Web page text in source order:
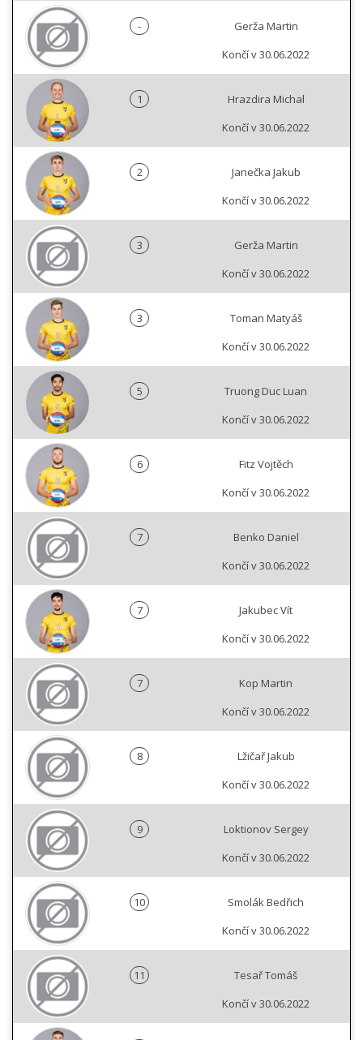
-
Gerža Martin
Končí v 30.06.2022
1
Hrazdira Michal
Končí v 30.06.2022
2
Janečka Jakub
Končí v 30.06.2022
3
Gerža Martin
Končí v 30.06.2022
3
Toman Matyáš
Končí v 30.06.2022
5
Truong Duc Luan
Končí v 30.06.2022
6
Fitz Vojtěch
Končí v 30.06.2022
7
Benko Daniel
Končí v 30.06.2022
7
Jakubec Vít
Končí v 30.06.2022
7
Kop Martin
Končí v 30.06.2022
8
Lžičař Jakub
Končí v 30.06.2022
9
Loktionov Sergey
Končí v 30.06.2022
10
Smolák Bedřich
Končí v 30.06.2022
11
Tesař Tomáš
Končí v 30.06.2022